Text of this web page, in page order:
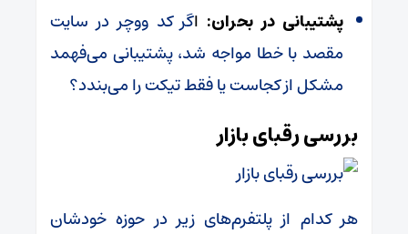
پشتیبانی در بحران: اگر کد ووچر در سایت
مقصد با خطا مواجه شد، پشتیبانی می‌فهمد
مشکل از کجاست یا فقط تیکت را می‌بندد؟
بررسی رقبای بازار
هر کدام از پلتفرم‌های زیر در حوزه خودشان